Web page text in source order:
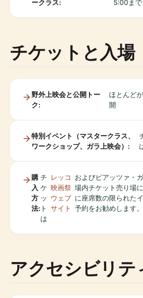
ークラス: 5:00まで
チケットと入場
野外上映会と公開トー
ク:
ほとんど
開
特別イベント（マスタークラス、
ワークショップ、ガラ上映会）:
購
入
方
法:
チ
ケ
ッ
ト
は
レッコ
映画祭
ウェブ
サイト
およびピアッツァ・
場内チケット売り場
に座席数の限られた
予約をお勧めします。
アクセシビリテ